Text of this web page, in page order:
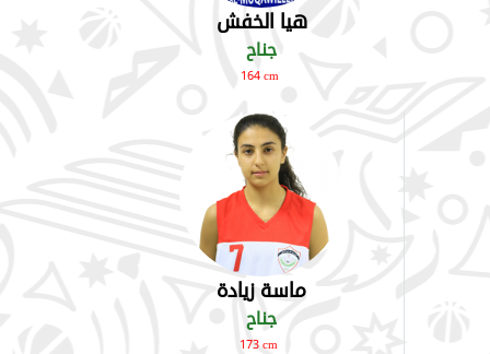
هيا الخفش
جناح
164 cm
ماسة زيادة
جناح
173 cm